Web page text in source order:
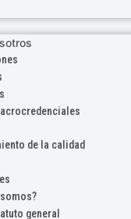
de la calidad
general